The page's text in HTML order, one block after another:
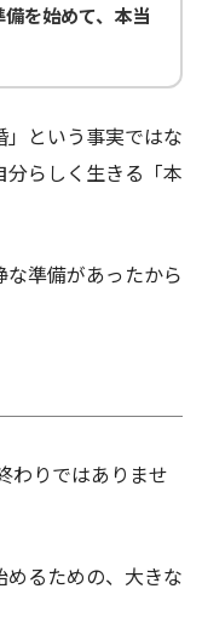
を始めて、本当
という事実ではな
分らしく生きる「本
準備があったから
わりではありませ
るための、大きな